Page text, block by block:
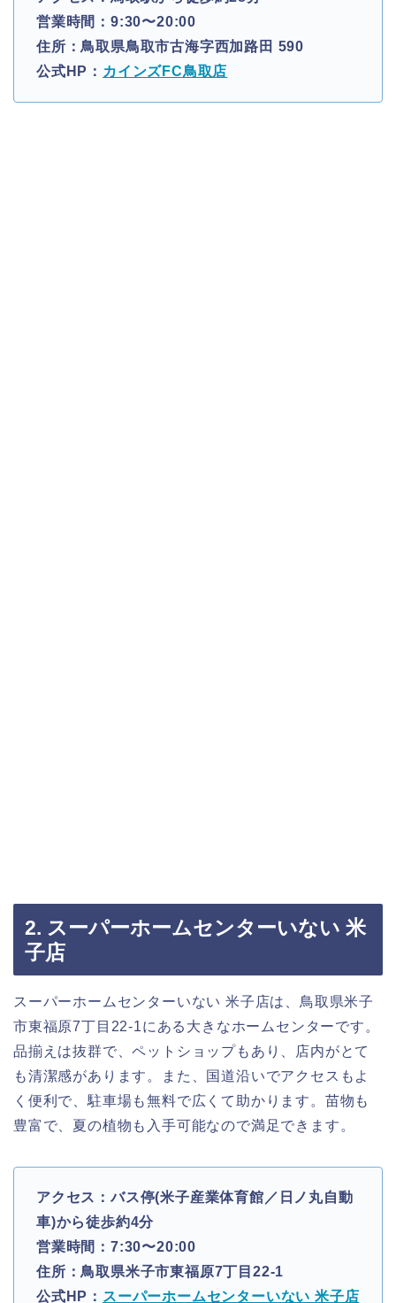
営業時間：9:30〜20:00
住所：鳥取県鳥取市古海字西加路田 590
公式HP： カインズFC鳥取店
2. スーパーホームセンターいない 米
子店
スーパーホームセンターいない 米子店は、鳥取県米子
市東福原7丁目22-1にある大きなホームセンターです。
品揃えは抜群で、ペットショップもあり、店内がとて
も清潔感があります。また、国道沿いでアクセスもよ
く便利で、駐車場も無料で広くて助かります。苗物も
豊富で、夏の植物も入手可能なので満足できます。
アクセス：バス停(米子産業体育館／日ノ丸自動
車)から徒歩約4分
営業時間：7:30〜20:00
住所：鳥取県米子市東福原7丁目22-1
公式HP： スーパーホームセンターいない 米子店